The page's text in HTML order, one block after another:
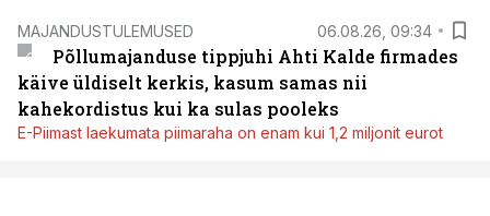
MAJANDUSTULEMUSED 06.08.26, 09:34
Põllumajanduse tippjuhi Ahti Kalde firmades
käive üldiselt kerkis, kasum samas nii
kahekordistus kui ka sulas pooleks
E-Piimast laekumata piimaraha on enam kui 1,2 miljonit eurot